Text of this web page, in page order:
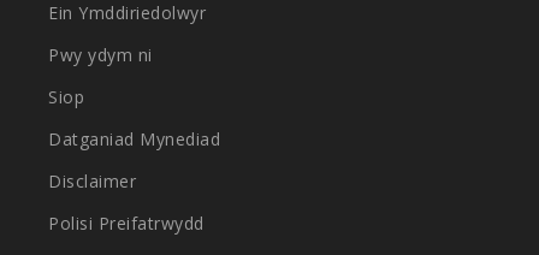
Ein Ymddiriedolwyr
Pwy ydym ni
Siop
Datganiad Mynediad
Disclaimer
Polisi Preifatrwydd